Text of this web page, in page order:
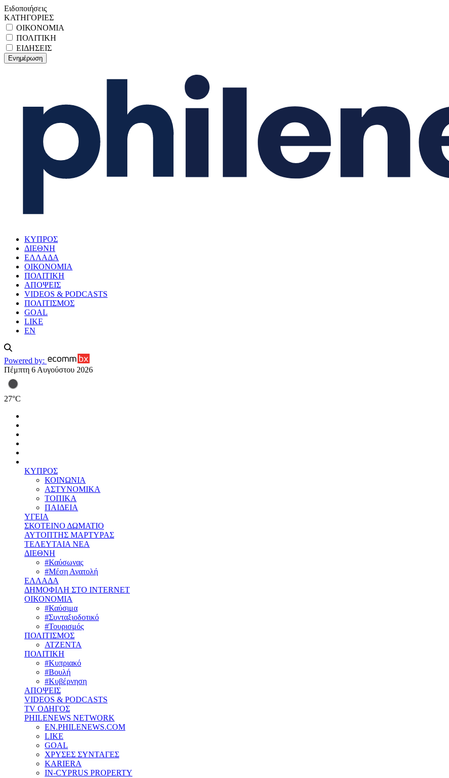
Ειδοποιήσεις
ΚΑΤΗΓΟΡΙΕΣ
ΟΙΚΟΝΟΜΙΑ
ΠΟΛΙΤΙΚΗ
ΕΙΔΗΣΕΙΣ
ΚΥΠΡΟΣ
ΔΙΕΘΝΗ
ΕΛΛΑΔΑ
ΟΙΚΟΝΟΜΙΑ
ΠΟΛΙΤΙΚΗ
ΑΠΟΨΕΙΣ
VIDEOS & PODCASTS
ΠΟΛΙΤΙΣΜΟΣ
GOAL
LIKE
EN
Powered by:
Πέμπτη 6 Αυγούστου 2026
27°C
ΚΥΠΡΟΣ
ΚΟΙΝΩΝΙΑ
ΑΣΤΥΝΟΜΙΚΑ
ΤΟΠΙΚΑ
ΠΑΙΔΕΙΑ
ΥΓΕΙΑ
ΣΚΟΤΕΙΝΟ ΔΩΜΑΤΙΟ
ΑΥΤΟΠΤΗΣ ΜΑΡΤΥΡΑΣ
ΤΕΛΕΥΤΑΙΑ ΝΕΑ
ΔΙΕΘΝΗ
#Καύσωνας
#Μέση Ανατολή
ΕΛΛΑΔΑ
ΔΗΜΟΦΙΛΗ ΣΤΟ INTERNET
ΟΙΚΟΝΟΜΙΑ
#Καύσιμα
#Συνταξιοδοτικό
#Τουρισμός
ΠΟΛΙΤΙΣΜΟΣ
ΑΤΖΕΝΤΑ
ΠΟΛΙΤΙΚΗ
#Κυπριακό
#Βουλή
#Κυβέρνηση
ΑΠΟΨΕΙΣ
VIDEOS & PODCASTS
TV ΟΔΗΓΟΣ
PHILENEWS NETWORK
EN.PHILENEWS.COM
LIKE
GOAL
ΧΡΥΣΕΣ ΣΥΝΤΑΓΕΣ
KARIERA
IN-CYPRUS PROPERTY